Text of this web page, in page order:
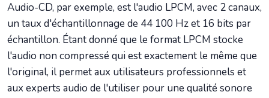
Audio-CD, par exemple, est l'audio LPCM, avec 2 canaux,
un taux d'échantillonnage de 44 100 Hz et 16 bits par
échantillon. Étant donné que le format LPCM stocke
l'audio non compressé qui est exactement le même que
l'original, il permet aux utilisateurs professionnels et
aux experts audio de l'utiliser pour une qualité sonore